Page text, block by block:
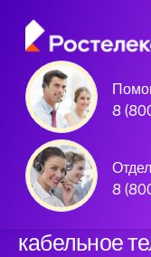
8
8
Подключили
кабельное